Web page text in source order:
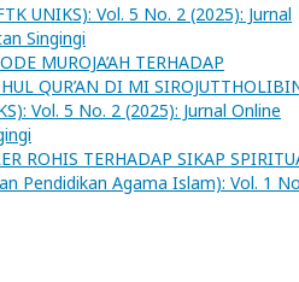
UNIKS): Vol. 5 No. 2 (2025): Jurnal
Singingi
MUROJA’AH TERHADAP
QUR’AN DI MI
Vol. 5 No. 2 (2025): Jurnal Online
ROHIS TERHADAP SIKAP
Pendidikan Agama Islam): Vol. 1